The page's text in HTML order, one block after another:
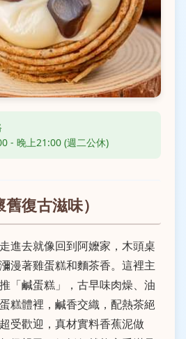
- 晚上21:00 (週二公休)
復古滋味）
進去就像回到阿嬤家，木頭桌
漫著雞蛋糕和麵茶香。這裡主
「鹹蛋糕」，古早味肉燥、油
糕體裡，鹹香交織，配熱茶絕
受歡迎，真材實料香蕉泥做